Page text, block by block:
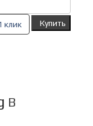
клик Купить
В